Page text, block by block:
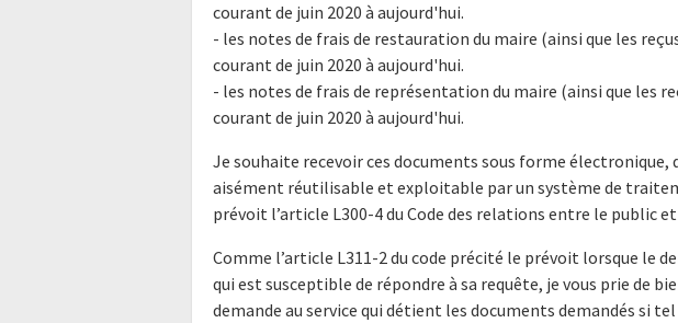
courant de juin 2020 à aujourd'hui.
- les notes de frais de restauration du maire (ainsi que les
courant de juin 2020 à aujourd'hui.
- les notes de frais de représentation du maire (ainsi que les
courant de juin 2020 à aujourd'hui.
Je souhaite recevoir ces documents sous forme électronique,
aisément réutilisable et exploitable par un système de
prévoit l’article L300-4 du Code des relations entre le public
Comme l’article L311-2 du code précité le prévoit lorsque le
qui est susceptible de répondre à sa requête, je vous prie de
demande au service qui détient les documents demandés si tel